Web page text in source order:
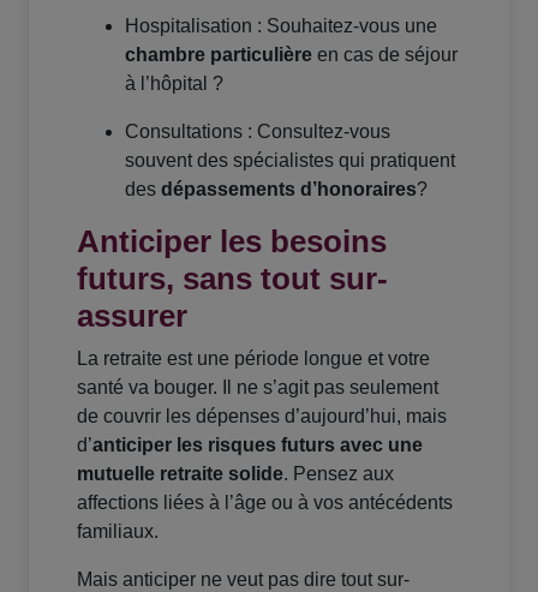
Hospitalisation : Souhaitez-vous une
chambre particulière en cas de séjour
à l’hôpital ?
Consultations : Consultez-vous
souvent des spécialistes qui pratiquent
des dépassements d’honoraires?
Anticiper les besoins
futurs, sans tout sur-
assurer
La retraite est une période longue et votre
santé va bouger. Il ne s’agit pas seulement
de couvrir les dépenses d’aujourd’hui, mais
d’anticiper les risques futurs avec une
mutuelle retraite solide. Pensez aux
affections liées à l’âge ou à vos antécédents
familiaux.
Mais anticiper ne veut pas dire tout sur-